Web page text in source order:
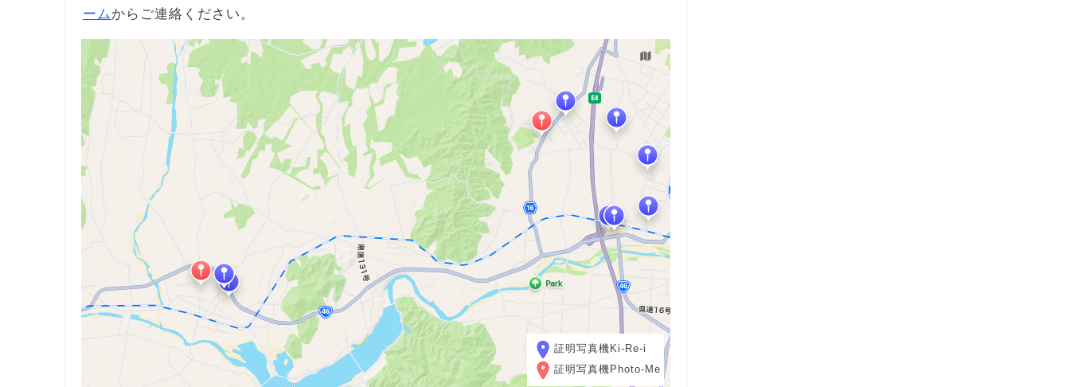
ーム からご連絡ください。
証明写真機Ki-Re-i
証明写真機Photo-Me